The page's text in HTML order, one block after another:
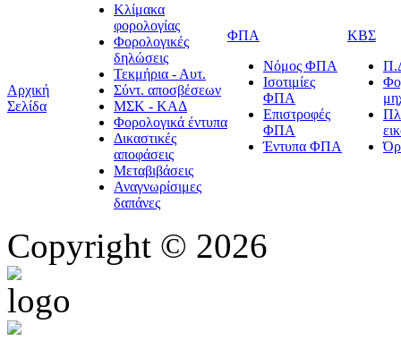
Αρχική
Σελίδα
Κλίμακα
φορολογίας
Φορολογικές
δηλώσεις
Τεκμήρια - Αυτ.
Σύντ. αποσβέσεων
ΜΣΚ - ΚΑΔ
Φορολογικά έντυπα
Δικαστικές
αποφάσεις
Μεταβιβάσεις
Αναγνωρίσιμες
δαπάνες
ΦΠΑ
Νόμος ΦΠΑ
Ισοτιμίες
ΦΠΑ
Επιστροφές
ΦΠΑ
Έντυπα ΦΠΑ
ΚΒΣ
Copyright © 2026